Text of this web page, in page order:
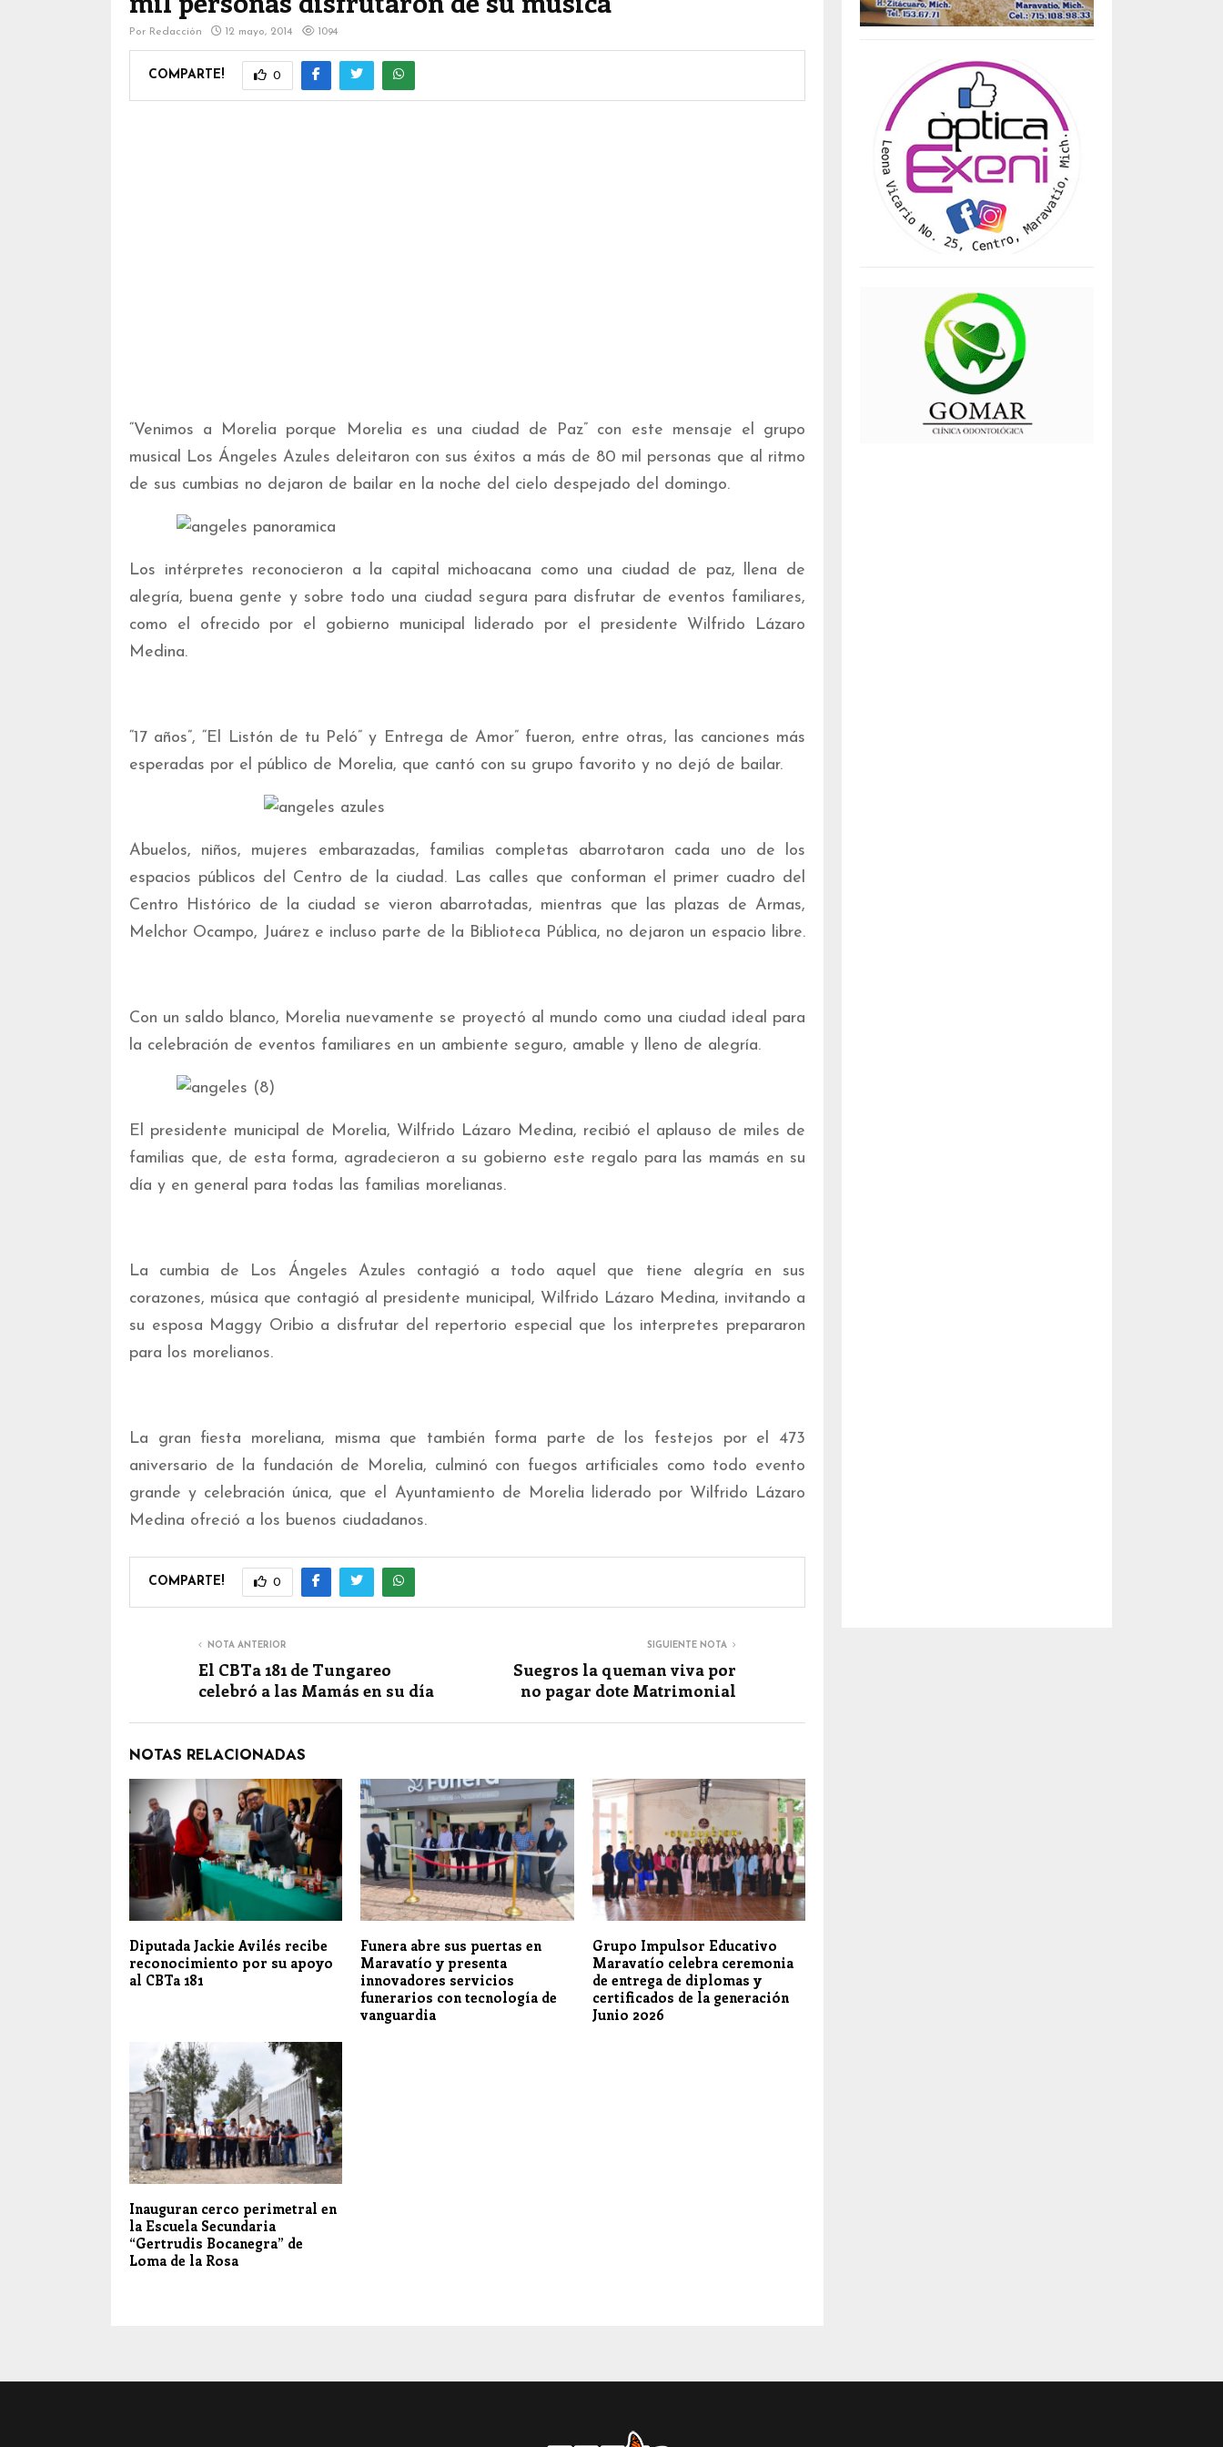
Por Redacción 12 mayo, 2014 1094
COMPARTE! 0
“Venimos a Morelia porque Morelia es una ciudad de Paz” con este mensaje el grupo
musical Los Ángeles Azules deleitaron con sus éxitos a más de 80 mil personas que al ritmo
de sus cumbias no dejaron de bailar en la noche del cielo despejado del domingo.
Los intérpretes reconocieron a la capital michoacana como una ciudad de paz, llena de
alegría, buena gente y sobre todo una ciudad segura para disfrutar de eventos familiares,
como el ofrecido por el gobierno municipal liderado por el presidente Wilfrido Lázaro
Medina.
“17 años”, “El Listón de tu Peló” y Entrega de Amor” fueron, entre otras, las canciones más
esperadas por el público de Morelia, que cantó con su grupo favorito y no dejó de bailar.
Abuelos, niños, mujeres embarazadas, familias completas abarrotaron cada uno de los
espacios públicos del Centro de la ciudad. Las calles que conforman el primer cuadro del
Centro Histórico de la ciudad se vieron abarrotadas, mientras que las plazas de Armas,
Melchor Ocampo, Juárez e incluso parte de la Biblioteca Pública, no dejaron un espacio libre.
Con un saldo blanco, Morelia nuevamente se proyectó al mundo como una ciudad ideal para
la celebración de eventos familiares en un ambiente seguro, amable y lleno de alegría.
El presidente municipal de Morelia, Wilfrido Lázaro Medina, recibió el aplauso de miles de
familias que, de esta forma, agradecieron a su gobierno este regalo para las mamás en su
día y en general para todas las familias morelianas.
La cumbia de Los Ángeles Azules contagió a todo aquel que tiene alegría en sus
corazones, música que contagió al presidente municipal, Wilfrido Lázaro Medina, invitando a
su esposa Maggy Oribio a disfrutar del repertorio especial que los interpretes prepararon
para los morelianos.
La gran fiesta moreliana, misma que también forma parte de los festejos por el 473
aniversario de la fundación de Morelia, culminó con fuegos artificiales como todo evento
grande y celebración única, que el Ayuntamiento de Morelia liderado por Wilfrido Lázaro
Medina ofreció a los buenos ciudadanos.
COMPARTE! 0
NOTA ANTERIOR
El CBTa 181 de Tungareo
celebró a las Mamás en su día
SIGUIENTE NOTA
Suegros la queman viva por
no pagar dote Matrimonial
NOTAS RELACIONADAS
Diputada Jackie Avilés recibe
reconocimiento por su apoyo
al CBTa 181
Funera abre sus puertas en
Maravatío y presenta
innovadores servicios
funerarios con tecnología de
vanguardia
Grupo Impulsor Educativo
Maravatío celebra ceremonia
de entrega de diplomas y
certificados de la generación
Junio 2026
Inauguran cerco perimetral en
la Escuela Secundaria
“Gertrudis Bocanegra” de
Loma de la Rosa